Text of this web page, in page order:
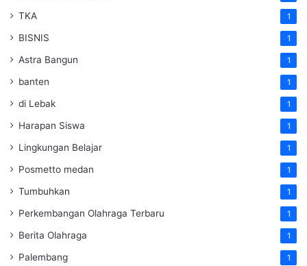
TKA 1
BISNIS 1
Astra Bangun 1
banten 1
di Lebak 1
Harapan Siswa 1
Lingkungan Belajar 1
Posmetto medan 1
Tumbuhkan 1
Perkembangan Olahraga Terbaru 1
Berita Olahraga 1
Palembang 1